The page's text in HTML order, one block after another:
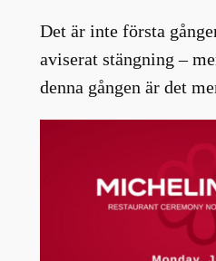
Det är inte första
aviserat stängning –
denna gången är det